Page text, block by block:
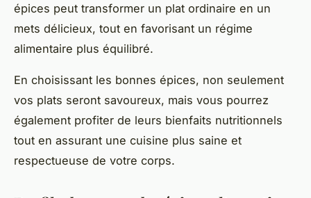
épices peut transformer un plat ordinaire en un
mets délicieux, tout en favorisant un régime
alimentaire plus équilibré.
En choisissant les bonnes épices, non seulement
vos plats seront savoureux, mais vous pourrez
également profiter de leurs bienfaits nutritionnels
tout en assurant une cuisine plus saine et
respectueuse de votre corps.